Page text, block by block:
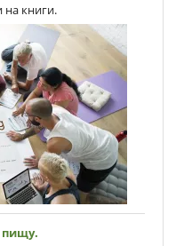
на книги.
пищу.